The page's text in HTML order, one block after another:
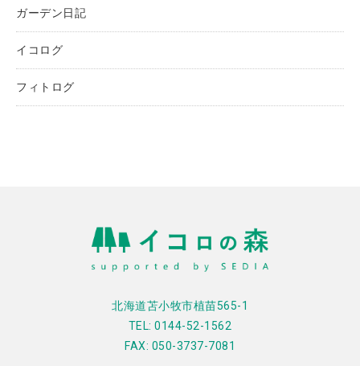
ガーデン日記
イコログ
フィトログ
北海道苫小牧市植苗565-1
TEL: 0144-52-1562
FAX: 050-3737-7081